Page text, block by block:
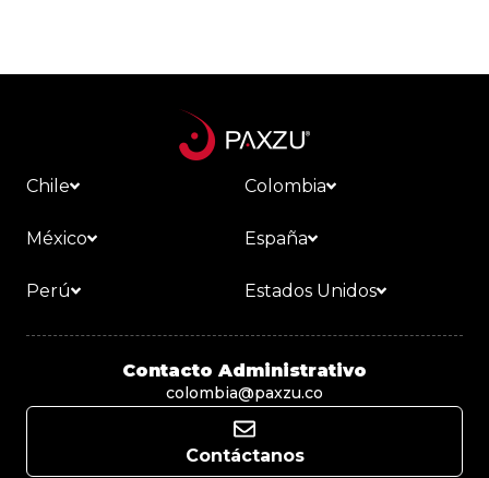
Chile Colombia
México España
Perú Estados Unidos
Contacto Administrativo
colombia@paxzu.co
Contáctanos